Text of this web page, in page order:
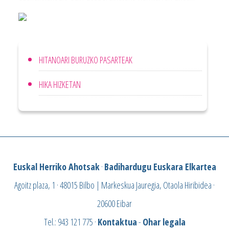
HITANOARI BURUZKO PASARTEAK
HIKA HIZKETAN
Euskal Herriko Ahotsak· Badihardugu Euskara Elkartea
Agoitz plaza, 1 · 48015 Bilbo | Markeskua Jauregia, Otaola Hiribidea ·
20600 Eibar
Tel.: 943 121 775 · Kontaktua- Ohar legala